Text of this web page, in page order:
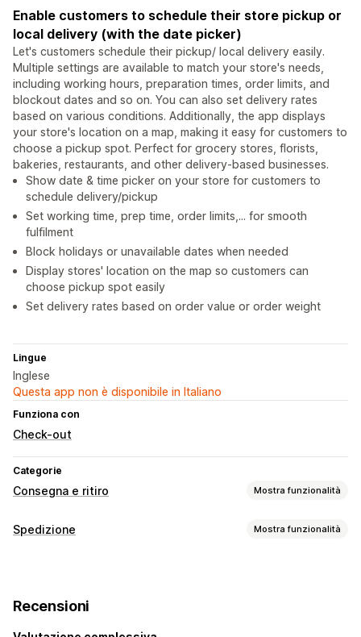
Enable customers to schedule their store pickup or
local delivery (with the date picker)
Let's customers schedule their pickup/ local delivery easily.
Multiple settings are available to match your store's needs,
including working hours, preparation times, order limits, and
blockout dates and so on. You can also set delivery rates
based on various conditions. Additionally, the app displays
your store's location on a map, making it easy for customers to
choose a pickup spot. Perfect for grocery stores, florists,
bakeries, restaurants, and other delivery-based businesses.
Show date & time picker on your store for customers to
schedule delivery/pickup
Set working time, prep time, order limits,... for smooth
fulfilment
Block holidays or unavailable dates when needed
Display stores' location on the map so customers can
choose pickup spot easily
Set delivery rates based on order value or order weight
Lingue
Inglese
Questa app non è disponibile in Italiano
Funziona con
Check-out
Categorie
Consegna e ritiro Mostra funzionalità
Opzioni di consegna
Spedizione Mostra funzionalità
Recensioni